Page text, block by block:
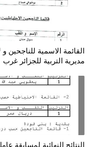
مديرية التربية للجزائر غرب